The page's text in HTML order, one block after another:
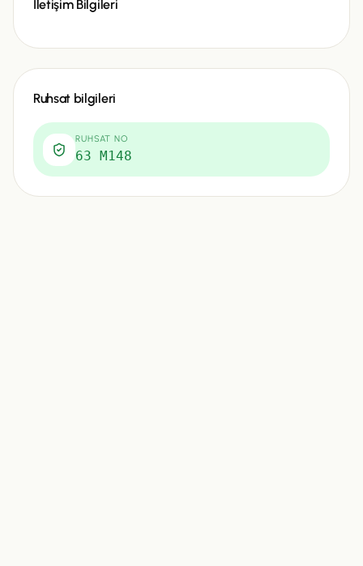
İletişim Bilgileri
Ruhsat bilgileri
RUHSAT NO
63 M148